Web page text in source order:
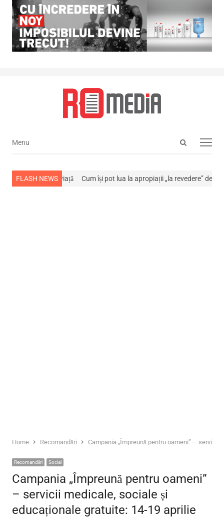
Open
Menu
Menu
FLASH NEWS
a stins din viață Cum își pot lua la apropiații „la revedere” de la…
Home Recomandări Campania „Împreună pentru oameni” – servicii
Recomandări Social
Campania „Împreună pentru oameni”
– servicii medicale, sociale și
educaționale gratuite: 14-19 aprilie